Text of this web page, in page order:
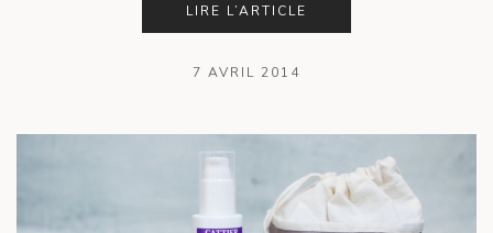
LIRE L’ARTICLE
7 AVRIL 2014